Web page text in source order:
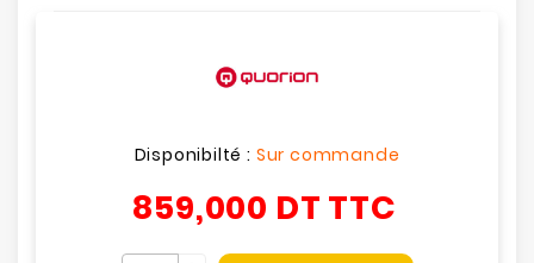
Disponibilté : Sur commande
859,000 DT TTC